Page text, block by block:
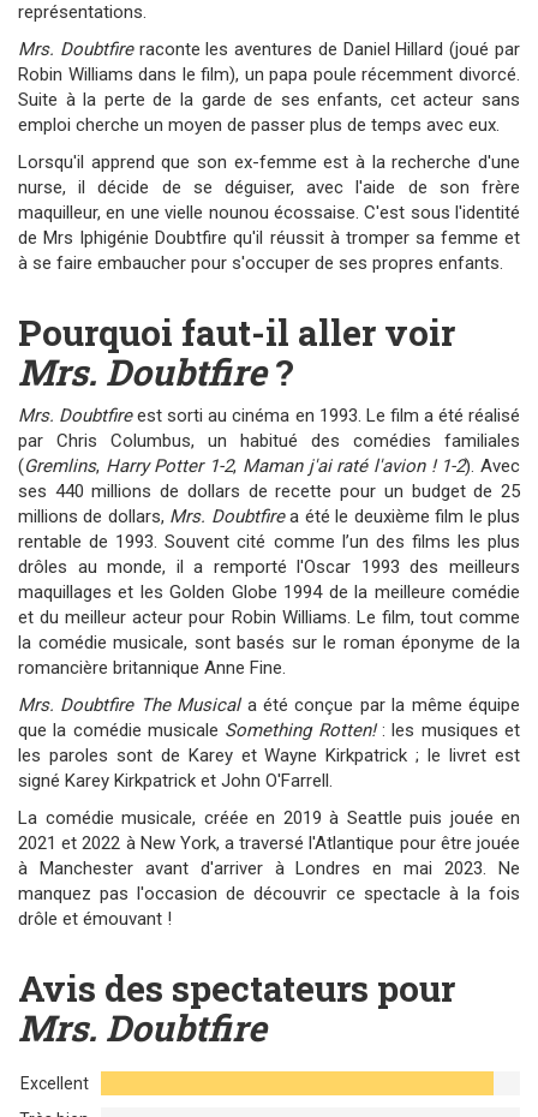
représentations.
Mrs. Doubtfireraconte les aventures de Daniel Hillard (joué par
Robin Williams dans le film), un papa poule récemment divorcé.
Suite à la perte de la garde de ses enfants, cet acteur sans
emploi cherche un moyen de passer plus de temps avec eux.
Lorsqu'il apprend que son ex-femme est à la recherche d'une
nurse, il décide de se déguiser, avec l'aide de son frère
maquilleur, en une vielle nounou écossaise. C'est sous l'identité
de Mrs Iphigénie Doubtfire qu'il réussit à tromper sa femme et
à se faire embaucher pour s'occuper de ses propres enfants.
Pourquoi faut-il aller voir
Mrs. Doubtfire?
Mrs. Doubtfireest sorti au cinéma en 1993. Le film a été réalisé
par Chris Columbus, un habitué des comédies familiales
(Gremlins, Harry Potter 1-2, Maman j'ai raté l'avion ! 1-2). Avec
ses 440 millions de dollars de recette pour un budget de 25
millions de dollars, Mrs. Doubtfirea été le deuxième film le plus
rentable de 1993. Souvent cité comme l’un des films les plus
drôles au monde, il a remporté l'Oscar 1993 des meilleurs
maquillages et les Golden Globe 1994 de la meilleure comédie
et du meilleur acteur pour Robin Williams. Le film, tout comme
la comédie musicale, sont basés sur le roman éponyme de la
romancière britannique Anne Fine.
Mrs. Doubtfire The Musicala été conçue par la même équipe
que la comédie musicale Something Rotten!: les musiques et
les paroles sont de Karey et Wayne Kirkpatrick ; le livret est
signé Karey Kirkpatrick et John O'Farrell.
La comédie musicale, créée en 2019 à Seattle puis jouée en
2021 et 2022 à New York, a traversé l'Atlantique pour être jouée
à Manchester avant d'arriver à Londres en mai 2023. Ne
manquez pas l'occasion de découvrir ce spectacle à la fois
drôle et émouvant !
Avis des spectateurs pour
Mrs. Doubtfire
Excellent